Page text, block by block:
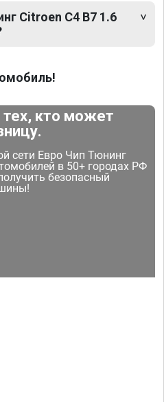
Citroen C4 B7 1.6
кто может
сети Евро Чип Тюнинг
в 50+ городах РФ
безопасный